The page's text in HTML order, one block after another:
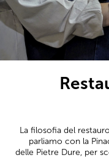
La filosofia del
parliamo con la
delle Pietre Dure, per